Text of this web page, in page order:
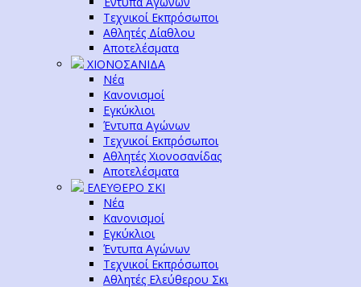
Τεχνικοί Εκπρόσωποι
Αθλητές Δίαθλου
Αποτελέσματα
ΧΙΟΝΟΣΑΝΙΔΑ
Νέα
Κανονισμοί
Εγκύκλιοι
Έντυπα Αγώνων
Τεχνικοί Εκπρόσωποι
Αθλητές Χιονοσανίδας
Αποτελέσματα
ΕΛΕΥΘΕΡΟ ΣΚΙ
Νέα
Κανονισμοί
Εγκύκλιοι
Έντυπα Αγώνων
Τεχνικοί Εκπρόσωποι
Αθλητές Ελεύθερου Σκι